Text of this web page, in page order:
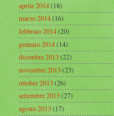
aprile 2014(18)
marzo 2014(16)
febbraio 2014(20)
gennaio 2014(14)
dicembre 2013(22)
novembre 2013(23)
ottobre 2013(26)
settembre 2013(27)
agosto 2013(17)